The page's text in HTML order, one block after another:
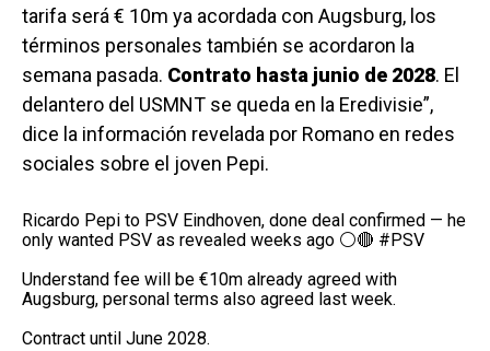
tarifa será € 10m ya acordada con Augsburg, los
términos personales también se acordaron la
semana pasada. Contrato hasta junio de 2028. El
delantero del USMNT se queda en la Eredivisie”,
dice la información revelada por Romano en redes
sociales sobre el joven Pepi.
Ricardo Pepi to PSV Eindhoven, done deal confirmed — he
only wanted PSV as revealed weeks ago ⚪️🔴 #PSV
Understand fee will be €10m already agreed with
Augsburg, personal terms also agreed last week.
Contract until June 2028.